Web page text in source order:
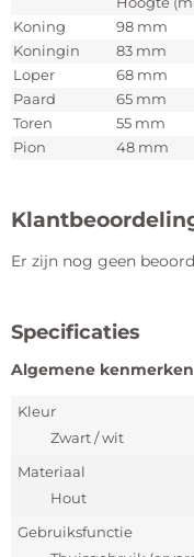
Koning
98 mm
Koningin
83 mm
Loper
68 mm
Paard
65 mm
Toren
55 mm
Pion
48 mm
Er zijn nog geen
Specificaties
Algemene kenmerken
Kleur
Zwart / wit
Materiaal
Hout
Gebruiksfunctie